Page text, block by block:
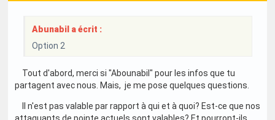
Abunabil a écrit :
Option 2
Tout d'abord, merci si "Abounabil" pour les infos que tu
partagent avec nous. Mais, je me pose quelques questions.
Il n'est pas valable par rapport à qui et à quoi? Est-ce que nos